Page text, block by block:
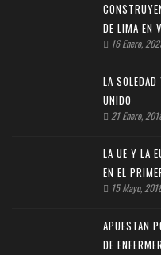
DE LIMA EN
16 Enero,
LA
UNIDO
21 Enero,
LA UE Y LA
EN EL
15 Mayo,
APUESTAN
DE